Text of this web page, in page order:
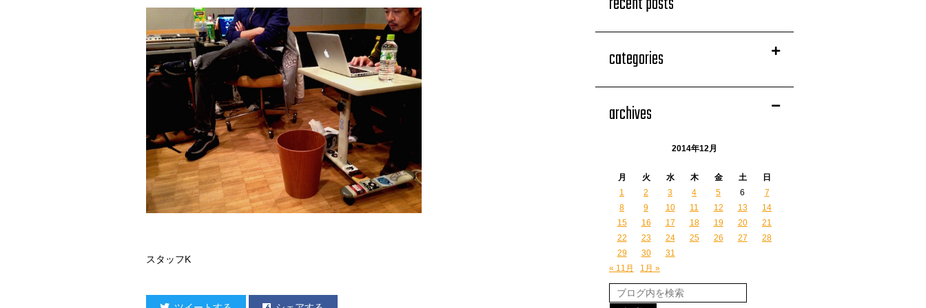
スタッフK
categories
archives
2014年12月
月 火 水 木 金 土
日
1
2 3 4 5 6
7
8
9 10 11 12 13
14
15
16 17 18 19 20
21
22
23 24 25 26 27
28
29
30
31
« 11月
1月 »